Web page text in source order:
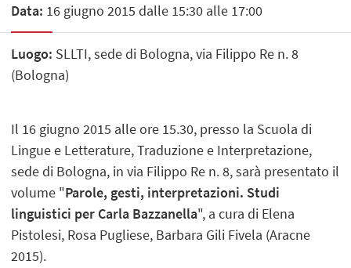
Data: 16 giugno 2015 dalle 15:30 alle 17:00
Luogo: SLLTI, sede di Bologna, via Filippo Re n. 8
(Bologna)
Il 16 giugno 2015 alle ore 15.30, presso la Scuola di
Lingue e Letterature, Traduzione e Interpretazione,
sede di Bologna, in via Filippo Re n. 8, sarà presentato il
volume "Parole, gesti, interpretazioni. Studi
linguistici per Carla Bazzanella", a cura di Elena
Pistolesi, Rosa Pugliese, Barbara Gili Fivela (Aracne
2015).